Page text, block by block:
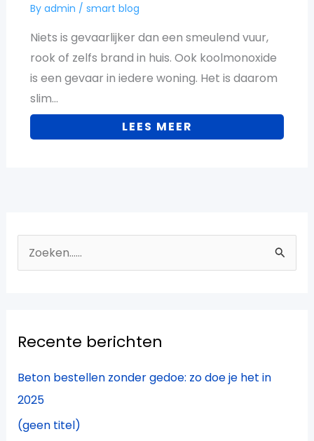
By admin / smart blog
Niets is gevaarlijker dan een smeulend vuur,
rook of zelfs brand in huis. Ook koolmonoxide
is een gevaar in iedere woning. Het is daarom
slim…
LEES MEER
n
Recente berichten
Beton bestellen zonder gedoe: zo doe je het in
2025
(geen titel)